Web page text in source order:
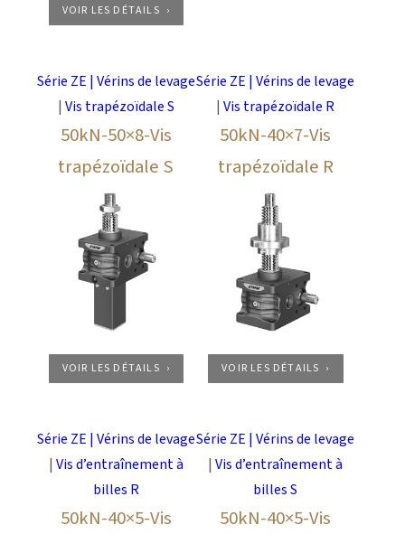
VOIR LES DÉTAILS
Série ZE | Vérins de levage
| Vis trapézoïdale S
50kN-50×8-Vis
trapézoïdale S
VOIR LES DÉTAILS
Série ZE | Vérins de levage
|Vis trapézoïdale R
50kN-40×7-Vis
trapézoïdale R
VOIR LES DÉTAILS
Série ZE | Vérins de levage
| Vis d’entraînement à
billes R
50kN-40×5-Vis
Série ZE | Vérins de levage
|Vis d’entraînement à
billes S
50kN-40×5-Vis